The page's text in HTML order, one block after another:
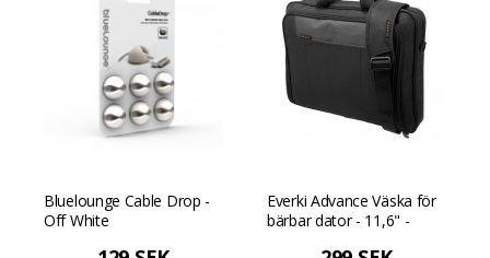
Bluelounge Cable Drop -
Off White
Everki Advance Väska för
bärbar dator - 11,6" -